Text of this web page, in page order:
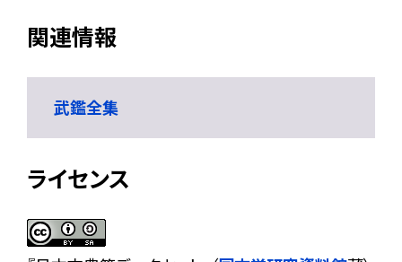
関連情報
武鑑全集
ライセンス